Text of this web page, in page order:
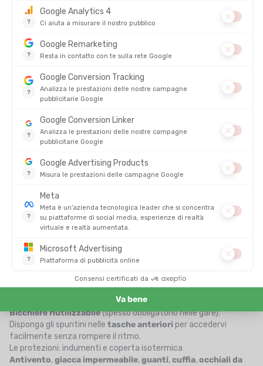
Outdoor
Se si appresta a percorrere lunghe distanze, sarà saggio portare
diversi elementi per poter proseguire la corsa in totale
autonomia. È inoltre un obbligo per alcune gare, a pena di
squalifica.
Perché i Tontons sono premurosi, Le abbiamo preparato una
checklistper non dimenticare nulla durante il prossimo
ultra-trail, da adattare alle regole delle singole gare ufficiali.
I rifornimenti: barrette energetiche, gel e frutta secca
frutta secca
Bicchiere riutilizzabile(spesso obbligatorio nelle gare).
Disponga gli spuntini nelle tasche anteriori per accedervi
facilmente senza rompere il ritmo.
Le protezioni: indumenti e coperta isotermica
Antivento,giacca impermeabile,guanti,cuffia,occhiali da